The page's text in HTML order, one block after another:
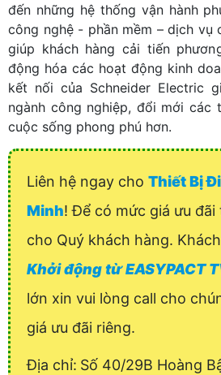
đến những hệ thống vận hành
công nghệ - phần mềm – dịch vụ
giúp khách hàng cải tiến
động hóa các hoạt động kinh
kết nối của Schneider Electric
ngành công nghiệp, đổi mới các
cuộc sống phong phú hơn.
Liên hệ ngay cho Thiết Bị
Minh! Để có mức giá ưu
cho Quý khách hàng.
Khởi động từ EASYPACT
lớn xin vui lòng call cho
giá ưu đãi riêng.
Địa chỉ: Số 40/29B Hoàng